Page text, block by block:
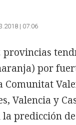
| 07:06
provincias
por
Comunitat
Valencia y
la predicción